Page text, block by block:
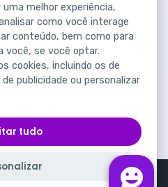
do gerador de
WhatsApp?
melhor experiência,
como você interage
conteúdo, bem como para
você, se você optar.
cookies, incluindo os de
publicidade ou personalizar
tudo